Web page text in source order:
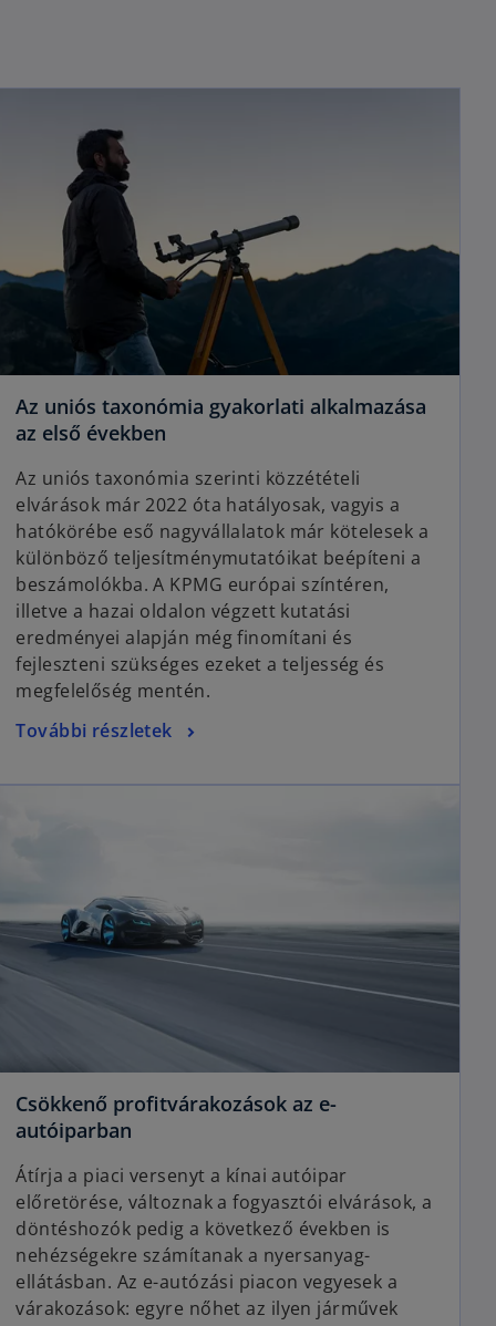
Az uniós taxonómia gyakorlati alkalmazása
az első években
e
n
s
i
n
a
n
e
w
t
b
Az uniós taxonómia szerinti közzétételi
elvárások már 2022 óta hatályosak, vagyis a
hatókörébe eső nagyvállalatok már kötelesek a
különböző teljesítménymutatóikat beépíteni a
beszámolókba. A KPMG európai színtéren,
illetve a hazai oldalon végzett kutatási
eredményei alapján még finomítani és
fejleszteni szükséges ezeket a teljesség és
megfelelőség mentén.
További részletek
o
e
a
n
e
b
opens in a new tab
Csökkenő profitvárakozások az e-
autóiparban
e
n
s
i
n
a
Átírja a piaci versenyt a kínai autóipar
előretörése, változnak a fogyasztói elvárások, a
döntéshozók pedig a következő években is
nehézségekre számítanak a nyersanyag-
ellátásban. Az e-autózási piacon vegyesek a
várakozások: egyre nőhet az ilyen járművek
opens in a new tab